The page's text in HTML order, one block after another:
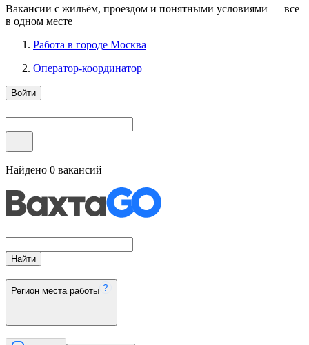
Вакансии с жильём, проездом и понятными условиями — все
в одном месте
Работа в городе Москва
Оператор-координатор
Войти
Найдено 0 вакансий
Найти
Регион места работы